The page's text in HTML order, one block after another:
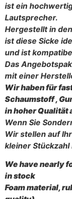
ist ein
Lautsprecher.
Hergestellt in
ist diese Sicke
und ist
Das
mit einer
Wir haben für
Schaumstoff ,
in hoher Qualität
Wenn Sie
Wir stellen auf
kleiner Stückzahl
We have nearly
in stock
Foam material,